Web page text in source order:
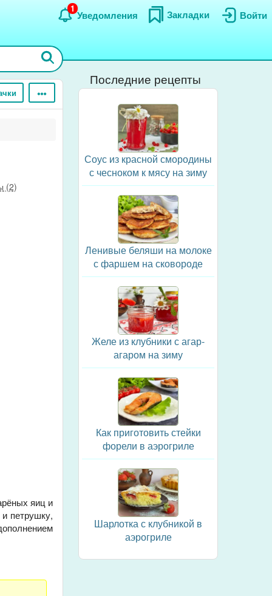
Войти
Закладки
Уведомления
1
(2)
яиц и
петрушку,
Последние рецепты
Соус из красной смородины
с чесноком к мясу на зиму
Ленивые беляши на молоке
с фаршем на сковороде
Желе из клубники с агар-
агаром на зиму
Как приготовить стейки
форели в аэрогриле
Шарлотка с клубникой в
аэрогриле